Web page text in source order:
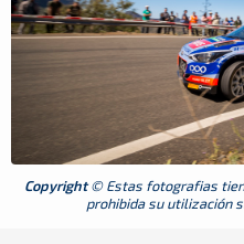
Copyright© Estas fotografias
prohibida su utilización